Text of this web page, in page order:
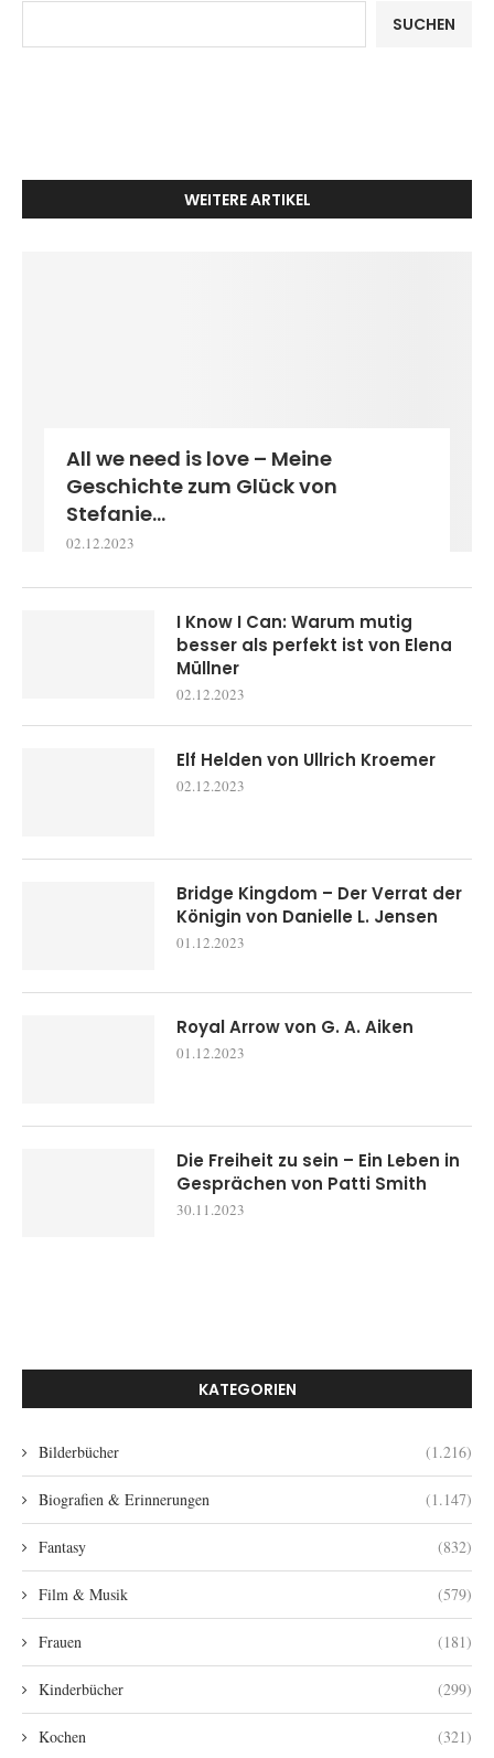
SUCHEN
WEITERE ARTIKEL
All we need is love – Meine
Geschichte zum Glück von
Stefanie...
02.12.2023
I Know I Can: Warum mutig
besser als perfekt ist von Elena
Müllner
02.12.2023
Elf Helden von Ullrich Kroemer
02.12.2023
Bridge Kingdom – Der Verrat der
Königin von Danielle L. Jensen
01.12.2023
Royal Arrow von G. A. Aiken
01.12.2023
Die Freiheit zu sein – Ein Leben in
Gesprächen von Patti Smith
30.11.2023
KATEGORIEN
Bilderbücher (1.216)
Biografien & Erinnerungen (1.147)
Fantasy (832)
Film & Musik (579)
Frauen (181)
Kinderbücher (299)
Kochen (321)